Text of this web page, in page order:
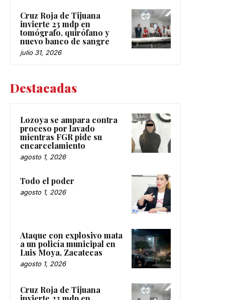
Cruz Roja de Tijuana
invierte 23 mdp en
tomógrafo, quirófano y
nuevo banco de sangre
julio 31, 2026
Destacadas
Lozoya se ampara contra
proceso por lavado
mientras FGR pide su
encarcelamiento
agosto 1, 2026
Todo el poder
agosto 1, 2026
Ataque con explosivo mata
a un policía municipal en
Luis Moya, Zacatecas
agosto 1, 2026
Cruz Roja de Tijuana